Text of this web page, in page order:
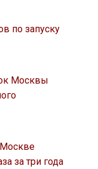
по запуску
Москвы
за три года